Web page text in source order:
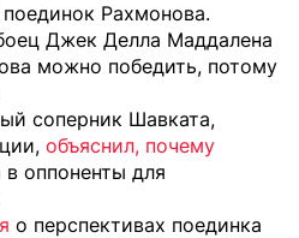
Рахмонова.
Джек Делла Маддалена
можно победить, потому
соперник Шавката,
объяснил, почему
оппоненты для
о перспективах поединка